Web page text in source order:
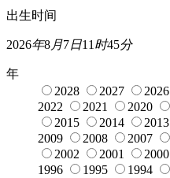
出生时间
2026年8月7日11 时45分
年
2028
2027 2026
2022
2021 2020
2015
2014 2013
2009
2008 2007
2002
2001 2000
1996
1995 1994